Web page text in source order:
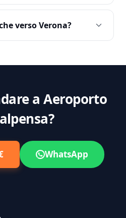
verso Verona?
a Aeroporto
WhatsApp